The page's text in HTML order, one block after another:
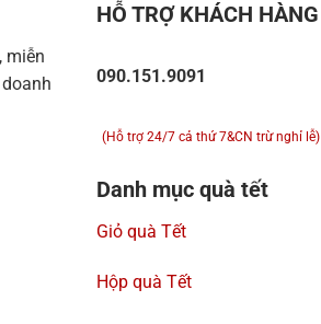
miễn
HỖ TRỢ KHÁCH HÀNG
090.151.9091
(Hỗ trợ 24/7 cả thứ 7&CN trừ nghỉ lễ)
Danh mục quà tết
Giỏ quà Tết
Hộp quà Tết